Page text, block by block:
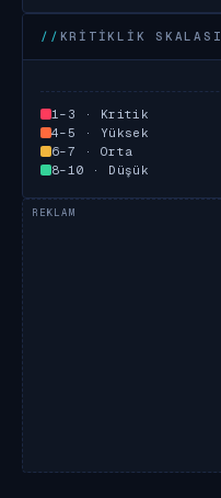
KRITIKLIK SKALASI
1–3 · Kritik
4–5 · Yüksek
6–7 · Orta
8–10 · Düşük